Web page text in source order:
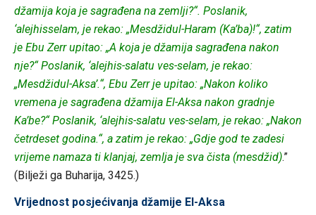
džamija koja je sagrađena na zemlji?“. Poslanik,
‘alejhisselam, je rekao: „Mesdžidul-Haram (Ka’ba)!“, zatim
je Ebu Zerr upitao: „A koja je džamija sagrađena nakon
nje?“ Poslanik, ‘alejhis-salatu ves-selam, je rekao:
„Mesdžidul-Aksa’.“, Ebu Zerr je upitao: „Nakon koliko
vremena je sagrađena džamija El-Aksa nakon gradnje
Ka’be?“ Poslanik, ‘alejhis-salatu ves-selam, je rekao: „Nakon
četrdeset godina.“, a zatim je rekao: „Gdje god te zadesi
vrijeme namaza ti klanjaj, zemlja je sva čista (mesdžid).”
(Bilježi ga Buharija, 3425.)
Vrijednost posjećivanja džamije El-Aksa